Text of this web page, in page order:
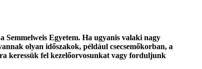
Egyetem. Ha ugyanis valaki nagy
olyan időszakok, például csecsemőkorban, a
keressük fel kezelőorvosunkat vagy forduljunk